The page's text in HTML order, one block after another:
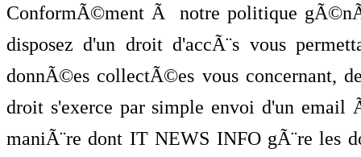
ConformÃ©ment Ã notre politique
disposez d'un droit d'accÃ¨s vous
donnÃ©es collectÃ©es vous concernant,
droit s'exerce par simple envoi d'un
maniÃ¨re dont IT NEWS INFO gÃ¨re les